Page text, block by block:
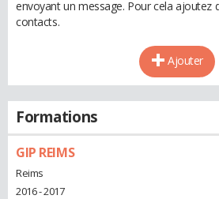
envoyant un message. Pour cela ajoutez
contacts.
Ajouter
Formations
GIP REIMS
Reims
2016 - 2017